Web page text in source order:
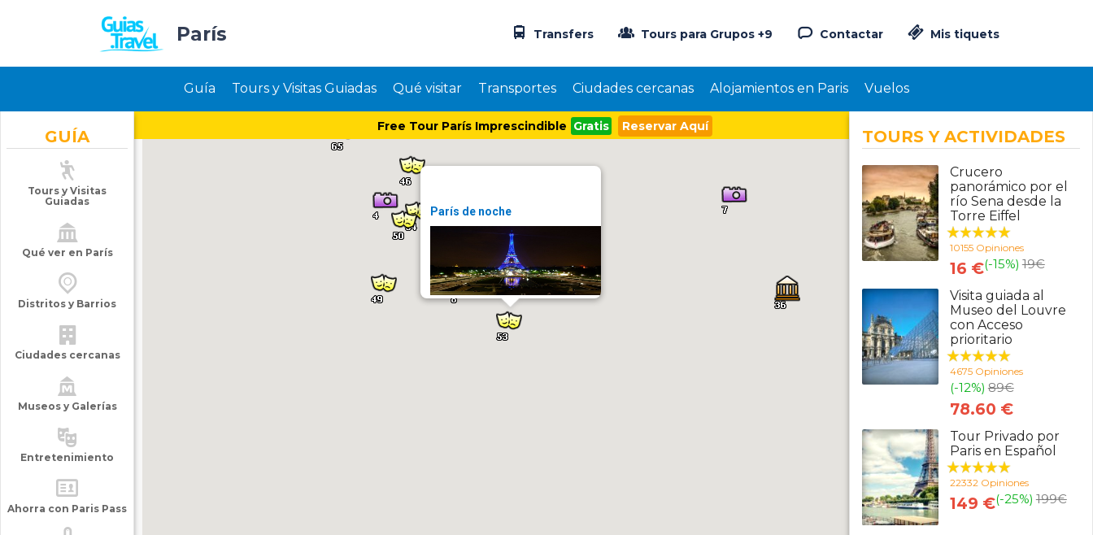
Free Tour París Imprescindible Gratis Reservar Aquí
París Mis tiquets
Contactar
Tours para Grupos +9
Transfers
Guía Tours y Visitas Guiadas Qué visitar Transportes Ciudades cercanas Alojamientos en Paris Vuelos
GUÍA
Tours y Visitas
Guiadas
Qué ver en París
Distritos y Barrios
Ciudades cercanas
Museos y Galerías
Entretenimiento
Ahorra con Paris Pass
París de noche
TOURS Y ACTIVIDADES
Crucero
panorámico por el
río Sena desde la
Torre Eiffel
10155 Opiniones
(-15%) 19€
16 €
Visita guiada al
Museo del Louvre
con Acceso
prioritario
4675 Opiniones
(-12%) 89€
78.60 €
Tour Privado por
Paris en Español
22332 Opiniones
(-25%) 199€
149 €